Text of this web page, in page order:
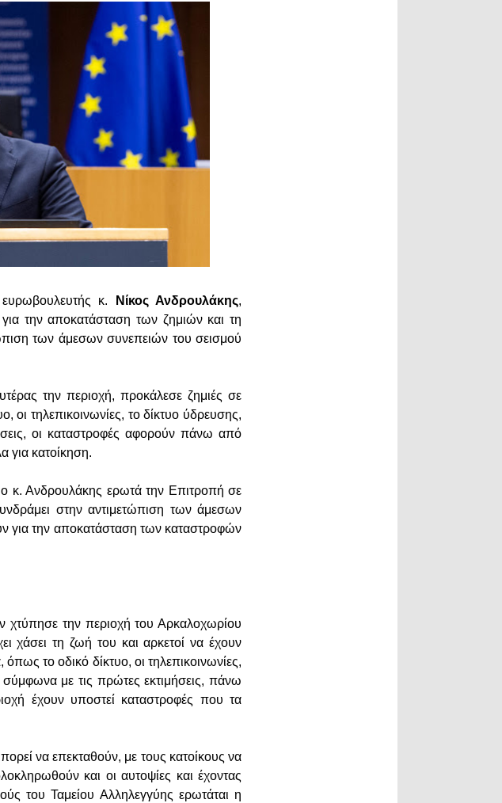
κ. Νίκος Ανδρουλάκης,
την αποκατάσταση των ζημιών και τη
των άμεσων συνεπειών του σεισμού
την περιοχή, προκάλεσε ζημιές σε
οι τηλεπικοινωνίες, το δίκτυο ύδρευσης,
οι καταστροφές αφορούν πάνω από
για κατοίκηση.
ο κ. Ανδρουλάκης ερωτά την Επιτροπή σε
στην αντιμετώπιση των άμεσων
για την αποκατάσταση των καταστροφών
χτύπησε την περιοχή του Αρκαλοχωρίου
χάσει τη ζωή του και αρκετοί να έχουν
το οδικό δίκτυο, οι τηλεπικοινωνίες,
σύμφωνα με τις πρώτες εκτιμήσεις, πάνω
έχουν υποστεί καταστροφές που τα
να επεκταθούν, με τους κατοίκους να
και οι αυτοψίες και έχοντας
του Ταμείου Αλληλεγγύης ερωτάται η